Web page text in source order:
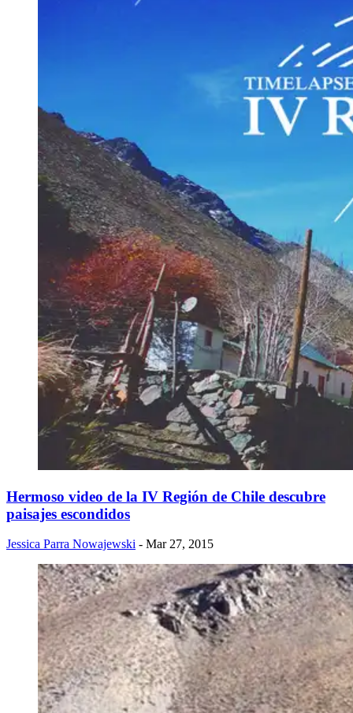
Hermoso video de la IV Región de Chile descubre
paisajes escondidos
Jessica Parra Nowajewski - Mar 27, 2015